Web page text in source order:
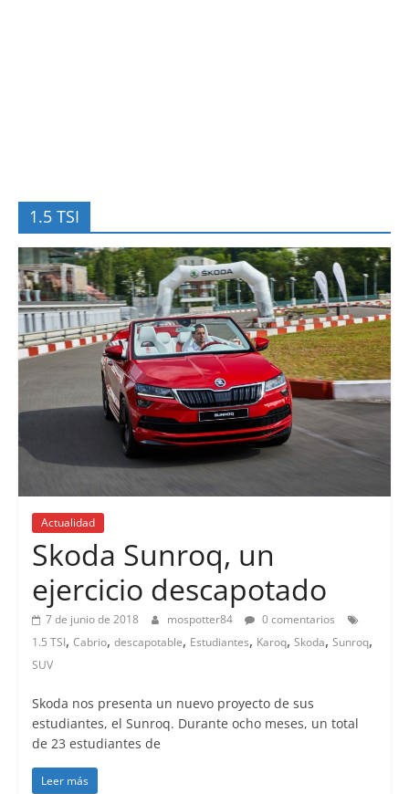
1.5 TSI
Actualidad
Skoda Sunroq, un
ejercicio descapotado
7 de junio de 2018 mospotter84
0 comentarios
1.5 TSI, Cabrio, descapotable, Estudiantes, Karoq, Skoda, Sunroq,
SUV
Skoda nos presenta un nuevo proyecto de sus
estudiantes, el Sunroq. Durante ocho meses, un total
de 23 estudiantes de
Leer más